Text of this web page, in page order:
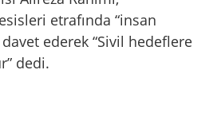
etrafında “insan
ederek “Sivil hedeflere
dedi.